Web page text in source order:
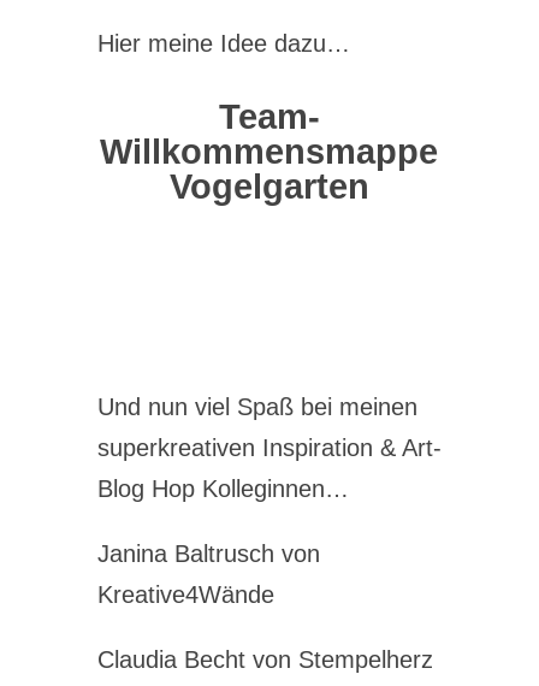
Hier meine Idee dazu…
Team-
Willkommensmappe
Vogelgarten
Und nun viel Spaß bei meinen
superkreativen Inspiration & Art-
Blog Hop Kolleginnen…
Janina Baltrusch von
Kreative4Wände
Claudia Becht von Stempelherz